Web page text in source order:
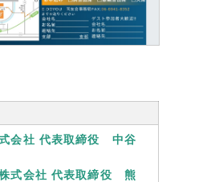
会社 代表取締役 中谷
式会社 代表取締役 熊